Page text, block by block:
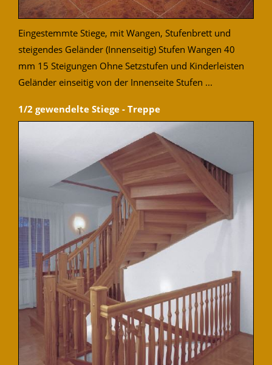
Eingestemmte Stiege, mit Wangen, Stufenbrett und
steigendes Geländer (Innenseitig) Stufen Wangen 40
mm 15 Steigungen Ohne Setzstufen und Kinderleisten
Geländer einseitig von der Innenseite Stufen ...
1/2 gewendelte Stiege - Treppe